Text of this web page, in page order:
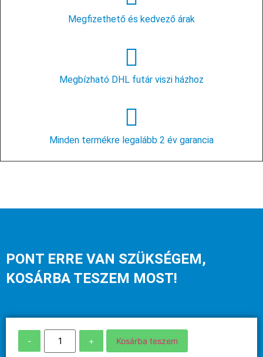
Megfizethető és kedvező árak
Megbízható DHL futár viszi házhoz
Minden termékre legalább 2 év garancia
PONT ERRE VAN SZÜKSÉGEM,
KOSÁRBA TESZEM MOST!
- + Kosárba teszem